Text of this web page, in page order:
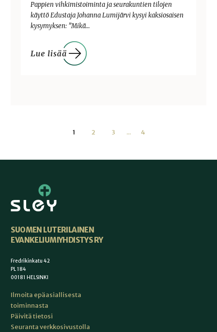
Pappien vihkimistoiminta ja seurakuntien tilojen
käyttö Edustaja Johanna Lumijärvi kysyi kaksiosaisen
kysymyksen: ”Mikä…
1 2 3 ... 4
SUOMEN LUTERILAINEN
EVANKELIUMIYHDISTYS RY
Fredrikinkatu 42
PL 184
00181 HELSINKI
Ilmoita epäasiallisesta
toiminnasta
Päivitä tietosi
Seuranta verkkosivustolla